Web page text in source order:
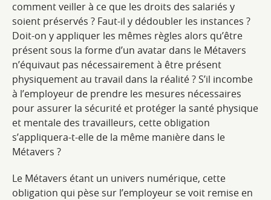
comment veiller à ce que les droits des salariés y
soient préservés ? Faut-il y dédoubler les instances ?
Doit-on y appliquer les mêmes règles alors qu’être
présent sous la forme d’un avatar dans le Métavers
n’équivaut pas nécessairement à être présent
physiquement au travail dans la réalité ? S’il incombe
à l’employeur de prendre les mesures nécessaires
pour assurer la sécurité et protéger la santé physique
et mentale des travailleurs, cette obligation
s’appliquera-t-elle de la même manière dans le
Métavers ?
Le Métavers étant un univers numérique, cette
obligation qui pèse sur l’employeur se voit remise en